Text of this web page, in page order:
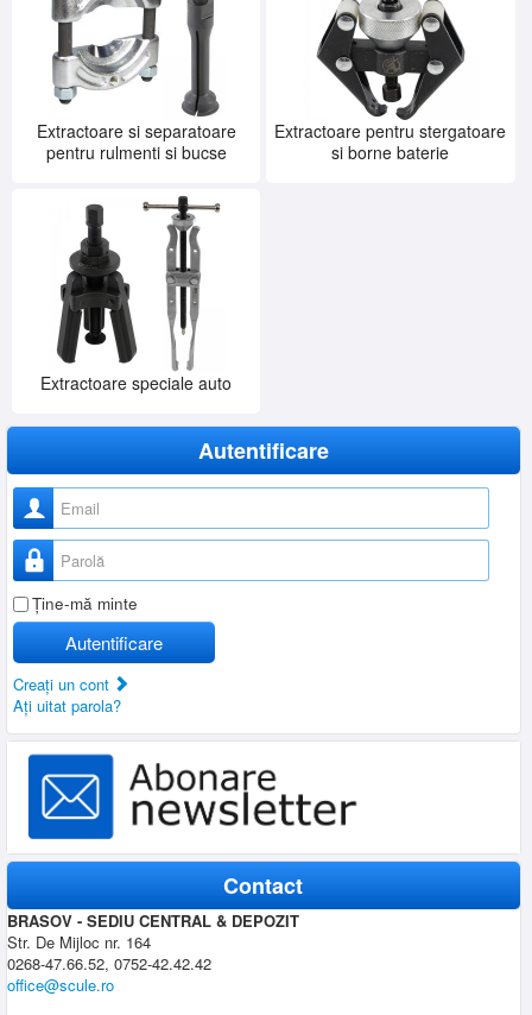
Extractoare si separatoare
pentru rulmenti si bucse
Extractoare pentru stergatoare
si borne baterie
Extractoare speciale auto
Autentificare
Nume utilizator
Parolă
Ţine-mă minte
Autentificare
Creaţi un cont
Aţi uitat parola?
Contact
BRASOV - SEDIU CENTRAL & DEPOZIT
Str. De Mijloc nr. 164
0268-47.66.52, 0752-42.42.42
office@scule.ro